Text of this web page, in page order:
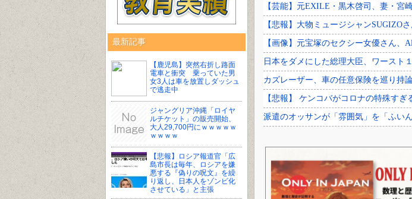
最新記事
【鹿児島】突然右折し路面
電車と衝突 乗っていた男
女3人は車を放置しダッシュ
で逃走中
ジャングリア沖縄「ロイヤ
ルチケット」の販売開始、
大人29,700円にｗｗｗｗｗ
ｗｗｗｗ
【悲報】ロシア報道官「広
島市長は毎年、ロシアを嫌
悪する『偽りの呪文』を繰
り返し、日本人をゾンビ化
させている」と主張